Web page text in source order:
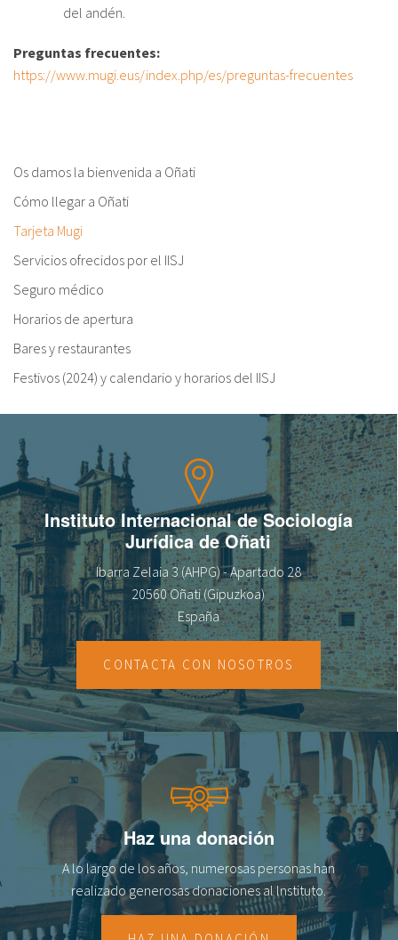
del andén.
Preguntas frecuentes:
https://www.mugi.eus/index.php/es/preguntas-frecuentes
Os damos la bienvenida a Oñati
Cómo llegar a Oñati
Tarjeta Mugi
Servicios ofrecidos por el IISJ
Seguro médico
Horarios de apertura
Bares y restaurantes
Festivos (2024) y calendario y horarios del IISJ
Instituto Internacional de Sociología
Jurídica de Oñati
Ibarra Zelaia 3 (AHPG) - Apartado 28
20560 Oñati (Gipuzkoa)
España
CONTACTA CON NOSOTROS
Haz una donación
A lo largo de los años, numerosas personas han
realizado generosas donaciones al lnstituto.